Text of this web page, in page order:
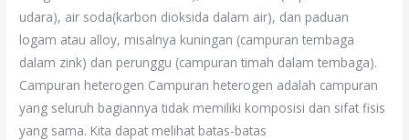
udara), air soda(karbon dioksida dalam air), dan paduan
logam atau alloy, misalnya kuningan (campuran tembaga
dalam zink) dan perunggu (campuran timah dalam tembaga).
Campuran heterogen Campuran heterogen adalah campuran
yang seluruh bagiannya tidak memiliki komposisi dan sifat fisis
yang sama. Kita dapat melihat batas-batas